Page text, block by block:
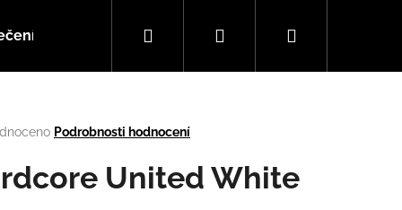
Hudba
Hledat PřihlášeníNákupní
Podrobnosti hodnocení
United White